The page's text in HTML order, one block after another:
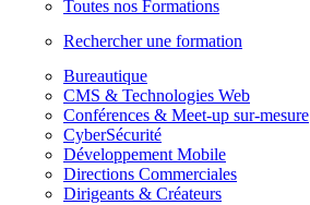
Toutes nos Formations
Rechercher une formation
Bureautique
CMS & Technologies Web
Conférences & Meet-up sur-mesure
CyberSécurité
Développement Mobile
Directions Commerciales
Dirigeants & Créateurs